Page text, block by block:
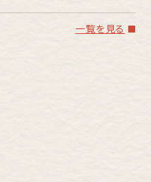
一覧を見る